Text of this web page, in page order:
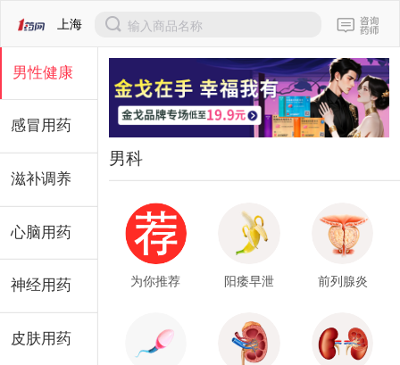
上海 输入商品名称
男性健康
感冒用药
滋补调养
心脑用药
神经用药
皮肤用药
男科
为你推荐 阳痿早泄 前列腺炎